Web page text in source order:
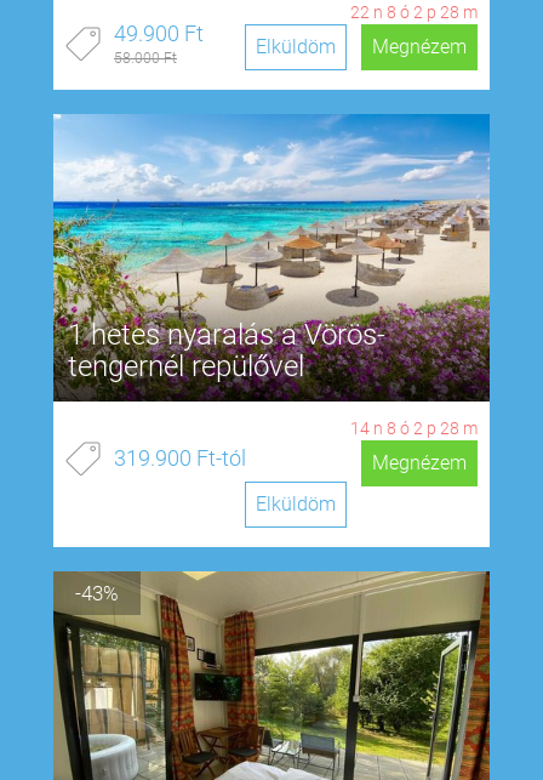
22 n 8 ó 2 p 28 m
49.900 Ft
58.000 Ft Megnézem
Elküldöm
1 hetes nyaralás a Vörös-
tengernél repülővel
14 n 8 ó 2 p 28 m
319.900 Ft-tól
Megnézem
Elküldöm
-43%